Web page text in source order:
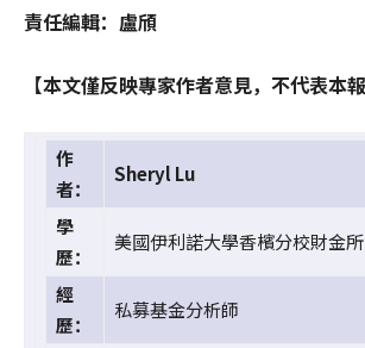
責任編輯：盧頎
【本文僅反映專家作者意見，不代表本報
作
者：
Sheryl Lu
學
歷：
美國伊利諾大學香檳分校財金所
經
歷：
私募基金分析師